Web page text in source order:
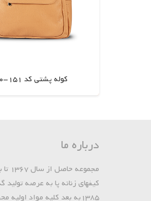
کوله پشتی کد 151-20
اطلاعات بیشتر
درباره ما
کیفهای زنانه پا به عرصه
1385به بعد کلیه مواد